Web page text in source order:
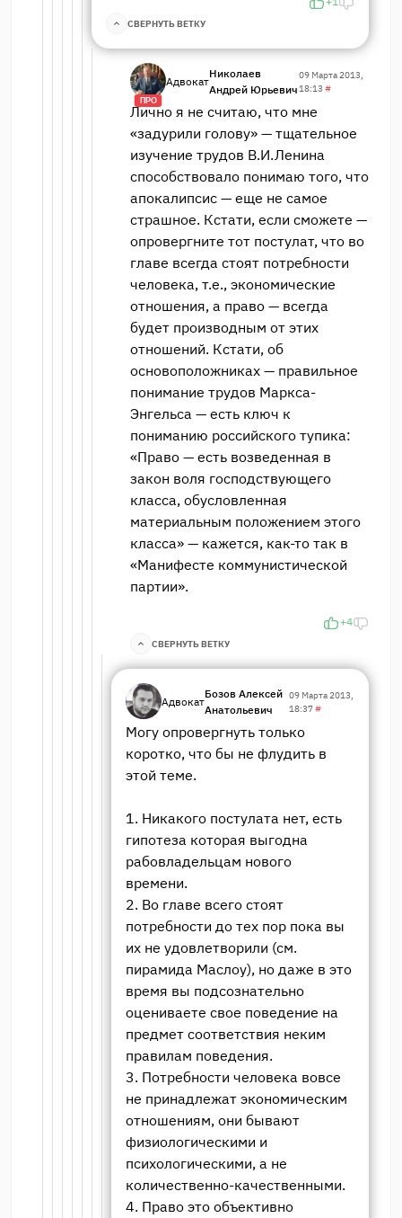
СВЕРНУТЬ ВЕТКУ
ПРО
Адвокат
Николаев
Андрей Юрьевич
09 Марта 2013,
18:13 #
Лично я не считаю, что мне
«задурили голову» — тщательное
изучение трудов В.И.Ленина
способствовало понимаю того, что
апокалипсис — еще не самое
страшное. Кстати, если сможете —
опровергните тот постулат, что во
главе всегда стоят потребности
человека, т.е., экономические
отношения, а право — всегда
будет производным от этих
отношений. Кстати, об
основоположниках — правильное
понимание трудов Маркса-
Энгельса — есть ключ к
пониманию российского тупика:
«Право — есть возведенная в
закон воля господствующего
класса, обусловленная
материальным положением этого
класса» — кажется, как-то так в
«Манифесте коммунистической
партии».
+4
СВЕРНУТЬ ВЕТКУ
Адвокат
Бозов Алексей
Анатольевич
09 Марта 2013,
18:37#
Могу опровергнуть только
коротко, что бы не флудить в
этой теме.
1. Никакого постулата нет, есть
гипотеза которая выгодна
рабовладельцам нового
времени.
2. Во главе всего стоят
потребности до тех пор пока вы
их не удовлетворили (см.
пирамида Маслоу), но даже в это
время вы подсознательно
оцениваете свое поведение на
предмет соответствия неким
правилам поведения.
3. Потребности человека вовсе
не принадлежат экономическим
отношениям, они бывают
физиологическими и
психологическими, а не
количественно-качественными.
4. Право это объективно